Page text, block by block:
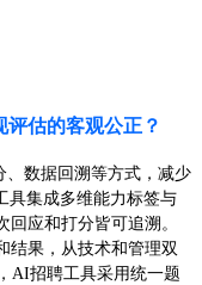
估的客观公正？
数据回溯等方式，减少
具集成多维能力标签与
应和打分皆可追溯。
结果，从技术和管理双
AI招聘工具采用统一题